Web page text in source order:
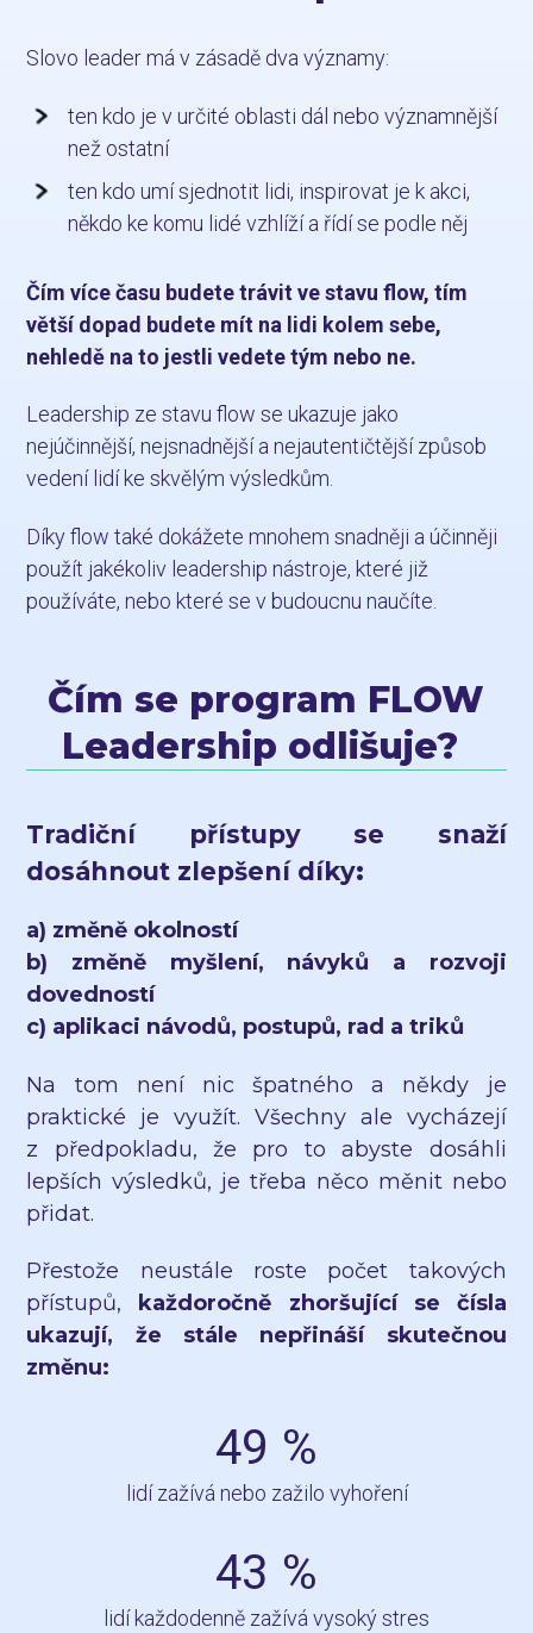
Slovo leader má v zásadě dva významy:
ten kdo je v určité oblasti dál nebo významnější
než ostatní
ten kdo umí sjednotit lidi, inspirovat je k akci,
někdo ke komu lidé vzhlíží a řídí se podle něj
Čím více času budete trávit ve stavu flow, tím
větší dopad budete mít na lidi kolem sebe,
nehledě na to jestli vedete tým nebo ne.
Leadership ze stavu flow se ukazuje jako
nejúčinnější, nejsnadnější a nejautentičtější způsob
vedení lidí ke skvělým výsledkům.
Díky flow také dokážete mnohem snadněji a účinněji
použít jakékoliv leadership nástroje, které již
používáte, nebo které se v budoucnu naučíte.
Čím se program FLOW
Leadership odlišuje?
Tradiční přístupy se snaží
dosáhnout zlepšení díky:
a) změně okolností
b) změně myšlení, návyků a rozvoji
dovedností
c) aplikaci návodů, postupů, rad a triků
Na tom není nic špatného a někdy je
praktické je využít. Všechny ale vycházejí
z předpokladu, že pro to abyste dosáhli
lepších výsledků, je třeba něco měnit nebo
přidat.
Přestože neustále roste počet takových
přístupů, každoročně zhoršující se čísla
ukazují, že stále nepřináší skutečnou
změnu:
49 %
lidí zažívá nebo zažilo vyhoření
43 %
lidí každodenně zažívá vysoký stres